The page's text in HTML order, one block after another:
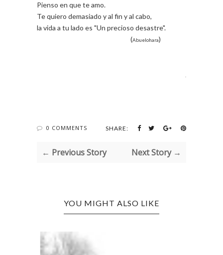
Pienso en que te amo.
Te quiero demasiado y al fin y al cabo,
la vida a tu lado es "Un precioso desastre".
(Abuelohara)
0 COMMENTS SHARE:
← Previous Story Next Story →
YOU MIGHT ALSO LIKE